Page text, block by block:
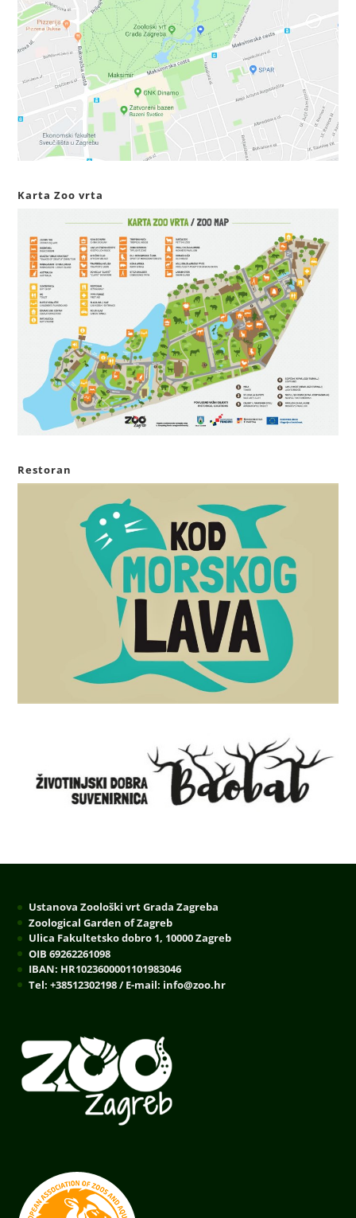
Karta Zoo vrta
Restoran
Ustanova Zoološki vrt Grada Zagreba
Zoological Garden of Zagreb
Ulica Fakultetsko dobro 1, 10000 Zagreb
OIB 69262261098
IBAN: HR1023600001101983046
Tel: +38512302198 / E-mail: info@zoo.hr